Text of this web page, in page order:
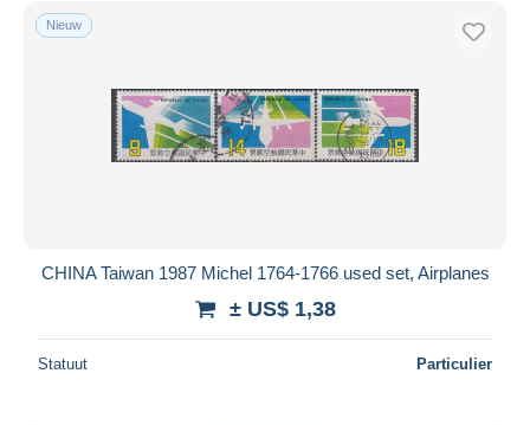
Nieuw
CHINA Taiwan 1987 Michel 1764-1766 used set, Airplanes
± US$ 1,38
Statuut Particulier